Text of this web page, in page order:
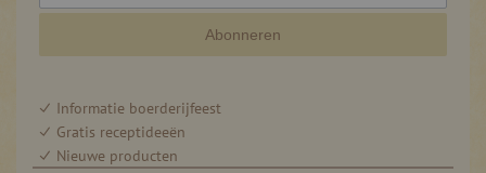
Abonneren
Informatie boerderijfeest
Gratis receptideeën
Nieuwe producten